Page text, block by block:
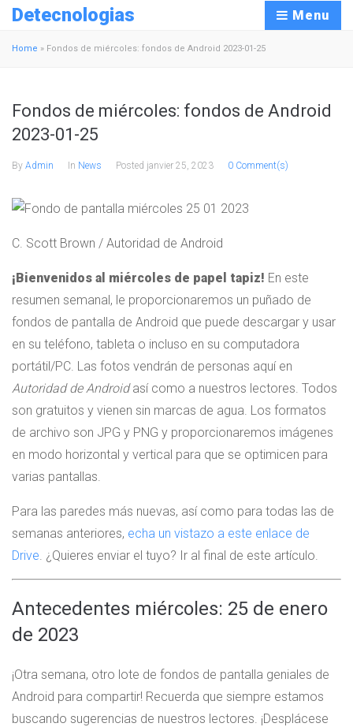
Detecnologias Menu
Home » Fondos de miércoles: fondos de Android 2023-01-25
Fondos de miércoles: fondos de Android
2023-01-25
By Admin In News Posted janvier 25, 2023 0 Comment(s)
C. Scott Brown / Autoridad de Android
¡Bienvenidos al miércoles de papel tapiz! En este
resumen semanal, le proporcionaremos un puñado de
fondos de pantalla de Android que puede descargar y usar
en su teléfono, tableta o incluso en su computadora
portátil/PC. Las fotos vendrán de personas aquí en
Autoridad de Androidasí como a nuestros lectores. Todos
son gratuitos y vienen sin marcas de agua. Los formatos
de archivo son JPG y PNG y proporcionaremos imágenes
en modo horizontal y vertical para que se optimicen para
varias pantallas.
Para las paredes más nuevas, así como para todas las de
semanas anteriores, echa un vistazo a este enlace de
Drive . ¿Quieres enviar el tuyo? Ir al final de este artículo.
Antecedentes miércoles: 25 de enero
de 2023
¡Otra semana, otro lote de fondos de pantalla geniales de
Android para compartir! Recuerda que siempre estamos
buscando sugerencias de nuestros lectores. ¡Desplácese